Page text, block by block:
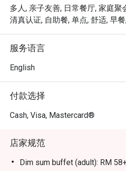
⭐ Google 评分：4.1（0 条评论）
适合轻松的家庭晚餐、平日与好
安静的双人约会。
多人, 亲子友善, 日常餐厅, 家庭聚
清真认证, 自助餐, 单点, 舒适, 早
服务语言
English
付款选择
Cash, Visa, Mastercard®
店家规范
Dim sum buffet (adult): RM